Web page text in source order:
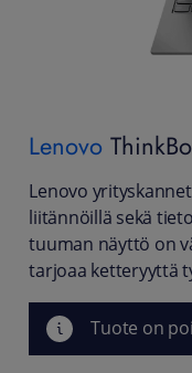
Lenovo
Lenovo
liitännöillä sekä
tuuman näyttö on
tarjoaa ketteryyttä
Tuote on